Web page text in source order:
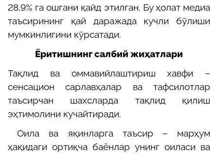
28,9% га ошгани қайд этилган. Бу ҳолат медиа
таъсирининг қай даражада кучли бўлиши
мумкинлигини кўрсатади.
Ёритишнинг салбий жиҳатлари
Тақлид ва оммавийлаштириш хавфи –
сенсацион сарлавҳалар ва тафсилотлар
таъсирчан шахсларда тақлид қилиш
эҳтимолини кучайтиради.
Оила ва яқинларга таъсир – марҳум
ҳақидаги ортиқча баёнлар унинг оиласи ва